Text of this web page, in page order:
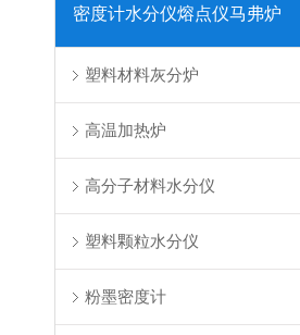
密度计水分仪熔点仪马弗炉
塑料材料灰分炉
高温加热炉
高分子材料水分仪
塑料颗粒水分仪
粉墨密度计